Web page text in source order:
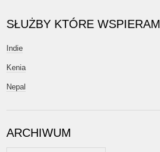
SŁUŻBY KTÓRE WSPIERAM
Indie
Kenia
Nepal
ARCHIWUM